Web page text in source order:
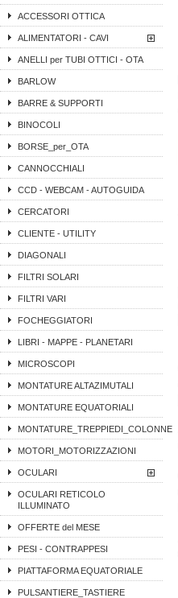
ACCESSORI OTTICA
ALIMENTATORI - CAVI
ANELLI per TUBI OTTICI - OTA
BARLOW
BARRE & SUPPORTI
BINOCOLI
BORSE_per_OTA
CANNOCCHIALI
CCD - WEBCAM - AUTOGUIDA
CERCATORI
CLIENTE - UTILITY
DIAGONALI
FILTRI SOLARI
FILTRI VARI
FOCHEGGIATORI
LIBRI - MAPPE - PLANETARI
MICROSCOPI
MONTATURE ALTAZIMUTALI
MONTATURE EQUATORIALI
MONTATURE_TREPPIEDI_COLONNE
MOTORI_MOTORIZZAZIONI
OCULARI
OCULARI RETICOLO
ILLUMINATO
OFFERTE del MESE
PESI - CONTRAPPESI
PIATTAFORMA EQUATORIALE
PULSANTIERE_TASTIERE